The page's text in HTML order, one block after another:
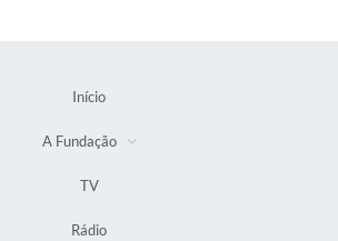
Início
A Fundação
TV
Rádio